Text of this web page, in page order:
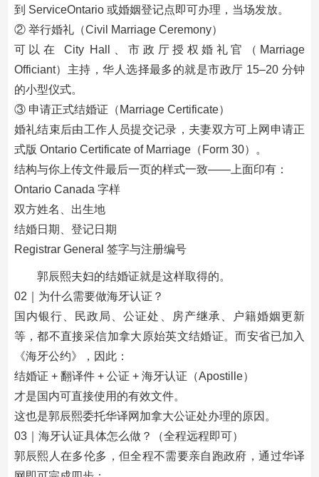
到 ServiceOntario 或婚姻登记点即可办理，当场发放。
② 举行婚礼（Civil Marriage Ceremony）
可以在 City Hall、市政厅授权婚礼官（Marriage
Officiant）主持，华人选择最多的就是市政厅 15–20 分钟
的小型仪式。
③ 申请正式结婚证（Marriage Certificate）
婚礼结束后由工作人员提交记录，夫妻双方可上网申请正
式版 Ontario Certificate of Marriage（Form 30）。
结构与你上传文件最后一页的样式一致——上面印有：
Ontario Canada 字样
双方姓名、出生地
结婚日期、登记日期
Registrar General 签字与注册编号
郭辰熙夫妇的结婚证就是这样取得的。
02｜为什么需要做海牙认证？
国内银行、民政局、公证处、房产继承、户籍婚姻更新
等，都不直接采信加拿大原始英文结婚证。而安省已加入
《海牙公约》，因此：
结婚证 + 翻译件 + 公证 + 海牙认证（Apostille）
才是国内可直接使用的有效文件。
这也是郭辰熙委托华译网加拿大公证处办理的原因。
03｜海牙认证具体怎么做？（全程远程即可）
郭辰熙人在多伦多，但全程不需要亲自跑政府，通过华译